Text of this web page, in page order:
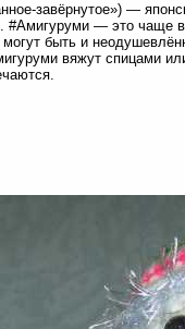
завёрнутое») —
#Амигуруми — это чаще
быть и
вяжут спицами